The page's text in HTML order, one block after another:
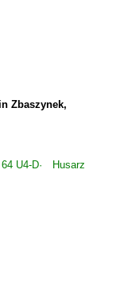
Zbaszynek,
U4-D· Husarz